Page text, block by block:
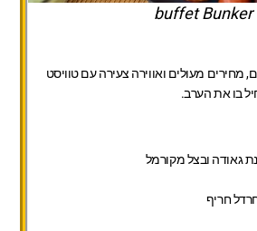
buffet Bunker
מחירים מעולים ואווירה צעירה עם טוויסט
בו את הערב.
גאודה ובצל מקורמל
חריף